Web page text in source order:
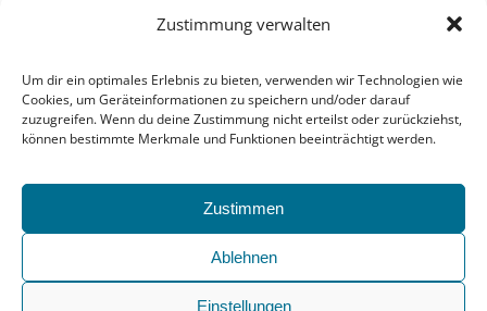
Zustimmung verwalten
Um dir ein optimales Erlebnis zu bieten, verwenden wir Technologien wie
Cookies, um Geräteinformationen zu speichern und/oder darauf
zuzugreifen. Wenn du deine Zustimmung nicht erteilst oder zurückziehst,
können bestimmte Merkmale und Funktionen beeinträchtigt werden.
Zustimmen
Ablehnen
Einstellungen
Wir senden keinen Spam!